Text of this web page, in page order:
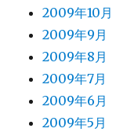
2009年10月
2009年9月
2009年8月
2009年7月
2009年6月
2009年5月